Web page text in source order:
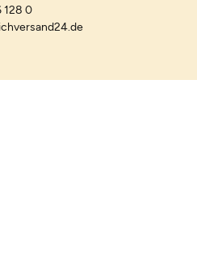
128 0